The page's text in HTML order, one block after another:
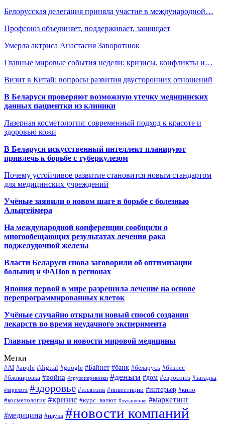
Белорусская делегация приняла участие в международной…
Профсоюз объединяет, поддерживает, защищает
Умерла актриса Анастасия Заворотнюк
Главные мировые события недели: кризисы, конфликты и…
Визит в Китай: вопросы развития двусторонних отношений
В Беларуси проверяют возможную утечку медицинских
данных пациентки из клиники
Лазерная косметология: современный подход к красоте и
здоровью кожи
В Беларуси искусственный интеллект планируют
привлечь к борьбе с туберкулезом
Почему устойчивое развитие становится новым стандартом
для медицинских учреждений
Учёные заявили о новом шаге в борьбе с болезнью
Альцгеймера
На международной конференции сообщили о
многообещающих результатах лечения рака
поджелудочной железы
Власти Беларуси снова заговорили об оптимизации
больниц и ФАПов в регионах
Япония первой в мире разрешила лечение на основе
перепрограммированных клеток
Учёные случайно открыли новый способ создания
лекарств во время неудачного эксперимента
Главные тренды и новости мировой медицины
Метки
#AI #apple #digital #google #Байнет #банк #беларусь #бизнес
#блокировка #война #грузоперевозки #деньги #дом #евросоюз #загадка
#зарплата #здоровье #иллюзия #инвестиции #интерьер #кино
#косметология #кризис #курс_валют #лукашенко #маркетинг
#медицина #наука #новости компаний